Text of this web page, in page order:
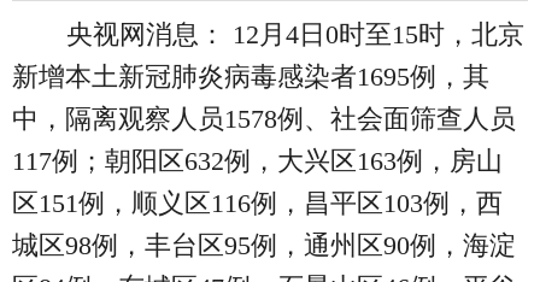
央视网消息： 12月4日0时至15时，北京
新增本土新冠肺炎病毒感染者1695例，其
中，隔离观察人员1578例、社会面筛查人员
117例；朝阳区632例，大兴区163例，房山
区151例，顺义区116例，昌平区103例，西
城区98例，丰台区95例，通州区90例，海淀